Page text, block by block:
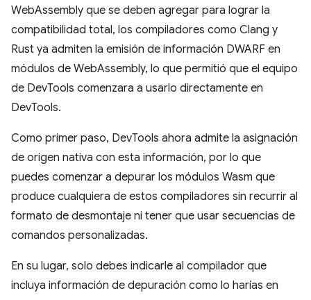
WebAssembly que se deben agregar para lograr la
compatibilidad total, los compiladores como Clang y
Rust ya admiten la emisión de información DWARF en
módulos de WebAssembly, lo que permitió que el equipo
de DevTools comenzara a usarlo directamente en
DevTools.
Como primer paso, DevTools ahora admite la asignación
de origen nativa con esta información, por lo que
puedes comenzar a depurar los módulos Wasm que
produce cualquiera de estos compiladores sin recurrir al
formato de desmontaje ni tener que usar secuencias de
comandos personalizadas.
En su lugar, solo debes indicarle al compilador que
incluya información de depuración como lo harías en